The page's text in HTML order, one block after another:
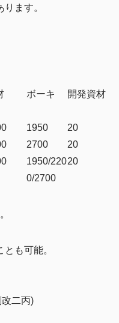
ます。
ボーキ 開発資材
1950
20
2700
20
1950/220
0/2700
20
も可能。
二丙)